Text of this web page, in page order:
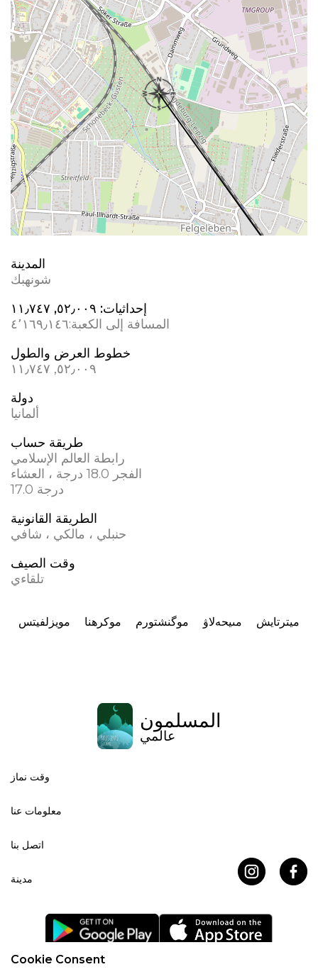
Cookie Consent
المدينة
شونهبك
إحداثيات: ٥٢٫٠٠٩, ١١٫٧٤٧
المسافة إلى الكعبة:٤٬١٦٩٫١٤٦
خطوط العرض والطول
٥٢٫٠٠٩, ١١٫٧٤٧
دولة
ألمانيا
طريقة حساب
رابطة العالم الإسلامي
الفجر 18.0 درجة ، العشاء
17.0 درجة
الطريقة القانونية
حنبلي ، مالكي ، شافي
وقت الصيف
تلقاءي
مويزلفيتس موکرهنا موگنشتورم مىيحەلاۋ ميترتايش
المسلمون
عالمي
وقت نماز
معلومات عنا
اتصل بنا
مدينة